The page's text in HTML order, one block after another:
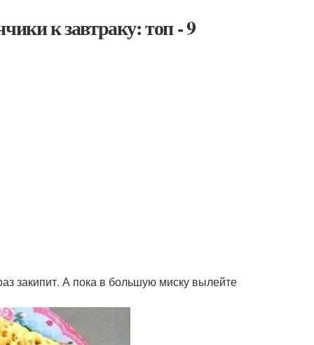
к завтраку: топ - 9
закипит. А пока в большую миску вылейте